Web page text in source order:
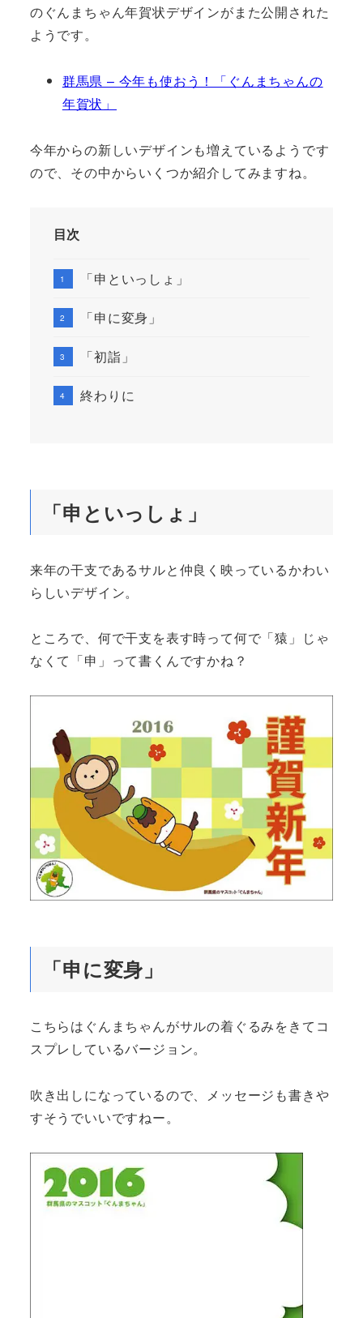
のぐんまちゃん年賀状デザインがまた公開された
ようです。
群馬県 – 今年も使おう！「ぐんまちゃんの
年賀状」
今年からの新しいデザインも増えているようです
ので、その中からいくつか紹介してみますね。
目次
「申といっしょ」
「申に変身」
「初詣」
終わりに
「申といっしょ」
来年の干支であるサルと仲良く映っているかわい
らしいデザイン。
ところで、何で干支を表す時って何で「猿」じゃ
なくて「申」って書くんですかね？
「申に変身」
こちらはぐんまちゃんがサルの着ぐるみをきてコ
スプレしているバージョン。
吹き出しになっているので、メッセージも書きや
すそうでいいですねー。